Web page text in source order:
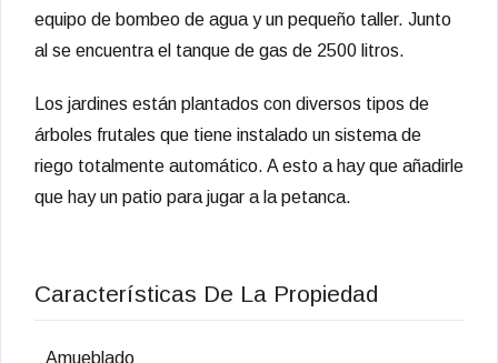
equipo de bombeo de agua y un pequeño taller. Junto
al se encuentra el tanque de gas de 2500 litros.
Los jardines están plantados con diversos tipos de
árboles frutales que tiene instalado un sistema de
riego totalmente automático. A esto a hay que añadirle
que hay un patio para jugar a la petanca.
Características De La Propiedad
Amueblado